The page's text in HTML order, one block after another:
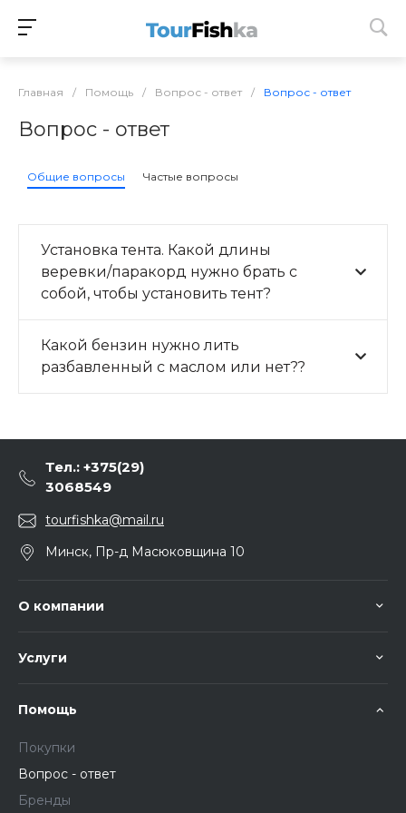
Главная / Помощь / Вопрос - ответ / Вопрос - ответ
Вопрос - ответ
Общие вопросы Частые вопросы
Установка тента. Какой длины
веревки/паракорд нужно брать с
собой, чтобы установить тент?
Какой бензин нужно лить
разбавленный с маслом или нет??
Тел.: +375(29)
3068549
tourfishka@mail.ru
Минск, Пр-д Масюковщина 10
О компании
Услуги
Помощь
Покупки
Вопрос - ответ
Бренды